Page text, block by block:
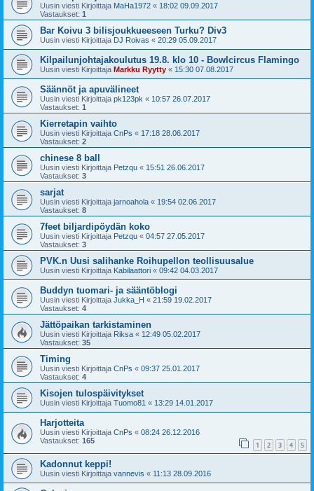
Uusin viesti Kirjoittaja MaHa1972 « 18:02 09.09.2017
Vastaukset: 1
Bar Koivu 3 bilisjoukkueeseen Turku? Div3
Uusin viesti Kirjoittaja DJ Roivas « 20:29 05.09.2017
Kilpailunjohtajakoulutus 19.8. klo 10 - Bowlcircus Flamingo
Uusin viesti Kirjoittaja Markku Ryytty « 15:30 07.08.2017
Säännöt ja apuvälineet
Uusin viesti Kirjoittaja pk123pk « 10:57 26.07.2017
Vastaukset: 1
Kierretapin vaihto
Uusin viesti Kirjoittaja CnPs « 17:18 28.06.2017
Vastaukset: 2
chinese 8 ball
Uusin viesti Kirjoittaja Petzqu « 15:51 26.06.2017
Vastaukset: 3
sarjat
Uusin viesti Kirjoittaja jarnoahola « 19:54 02.06.2017
Vastaukset: 8
7feet biljardipöydän koko
Uusin viesti Kirjoittaja Petzqu « 04:57 27.05.2017
Vastaukset: 3
PVK.n Uusi salihanke Roihupellon teollisuusalue
Uusin viesti Kirjoittaja Kabilaattori « 09:42 04.03.2017
Buddyn tuomari- ja sääntöblogi
Uusin viesti Kirjoittaja Jukka_H « 21:59 19.02.2017
Vastaukset: 4
Jättöpaikan tarkistaminen
Uusin viesti Kirjoittaja Riksa « 12:49 05.02.2017
Vastaukset: 35
Timing
Uusin viesti Kirjoittaja CnPs « 09:37 25.01.2017
Vastaukset: 4
Kisojen tulospäivitykset
Uusin viesti Kirjoittaja Tuomo81 « 13:29 14.01.2017
Harjotteita
Uusin viesti Kirjoittaja CnPs « 08:24 26.12.2016
Vastaukset: 165 1 2 3 4 5
Kadonnut keppi!
Uusin viesti Kirjoittaja vannevis « 11:13 28.09.2016